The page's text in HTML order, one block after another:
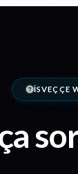
İSVEÇÇE